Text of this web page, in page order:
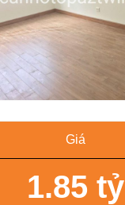
Giá
1.85 tỷ